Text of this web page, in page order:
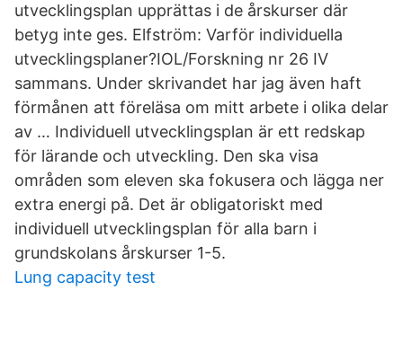
utvecklingsplan upprättas i de årskurser där
betyg inte ges. Elfström: Varför individuella
utvecklingsplaner?IOL/Forskning nr 26 IV
sammans. Under skrivandet har jag även haft
förmånen att föreläsa om mitt arbete i olika delar
av … Individuell utvecklingsplan är ett redskap
för lärande och utveckling. Den ska visa
områden som eleven ska fokusera och lägga ner
extra energi på. Det är obligatoriskt med
individuell utvecklingsplan för alla barn i
grundskolans årskurser 1-5.
Lung capacity test